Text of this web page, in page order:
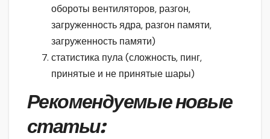
обороты вентиляторов, разгон,
загруженность ядра, разгон памяти,
загруженность памяти)
статистика пула (сложность, пинг,
принятые и не принятые шары)
Рекомендуемые новые
статьи: